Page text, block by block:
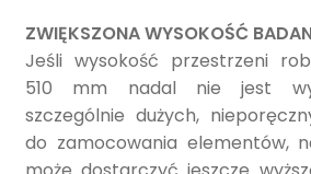
ZWIĘKSZONA WYSOKOŚĆ
Jeśli wysokość przestrzeni
510 mm nadal nie jest
szczególnie dużych,
do zamocowania elementów,